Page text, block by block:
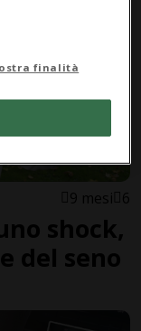
9 mesi 6
shock,
del seno
finalità